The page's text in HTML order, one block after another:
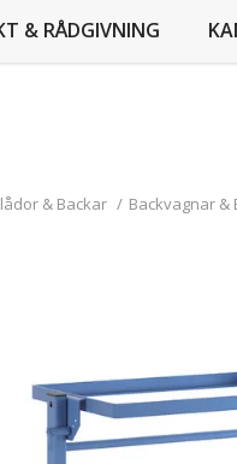
& RÅDGIVNING
& Backar / Backvagnar &